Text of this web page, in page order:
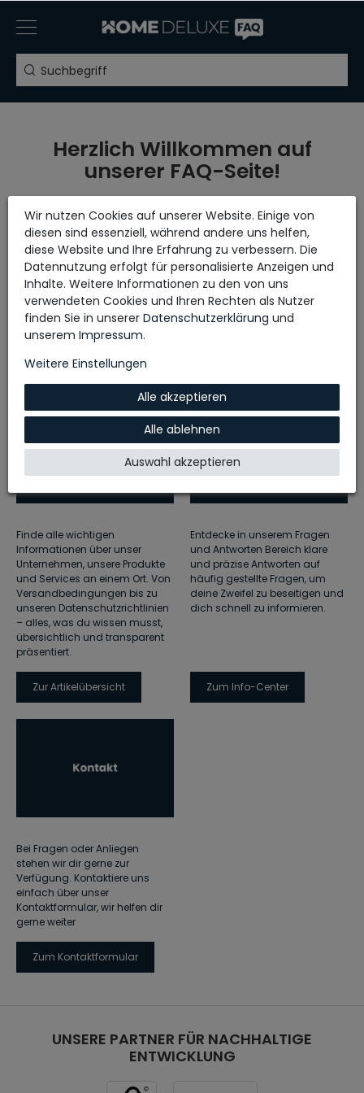
Herzlich Willkommen auf
unserer FAQ-Seite!
Hey! Hier findest du Antworten auf die Fragen, die
du vielleicht schon immer zu deinem Thema
hattest.
Von Produktinformationen bis zu
Montageanleitungen - alles, was du wissen musst,
um vollständig informiert zu sein!
Sollte deine Frage hier nicht beantwortet werden,
kannst du uns gerne über unser
Finde alle wichtigen
Informationen über unser
Unternehmen, unsere Produkte
und Services an einem Ort. Von
Versandbedingungen bis zu
unseren Datenschutzrichtlinien
– alles, was du wissen musst,
übersichtlich und transparent
präsentiert.
Zur Artikelübersicht
Entdecke in unserem Fragen
und Antworten Bereich klare
und präzise Antworten auf
häufig gestellte Fragen, um
deine Zweifel zu beseitigen und
dich schnell zu informieren.
Zum Info-Center
Bei Fragen oder Anliegen
stehen wir dir gerne zur
Verfügung. Kontaktiere uns
einfach über unser
Kontaktformular, wir helfen dir
gerne weiter
Zum Kontaktformular
UNSERE PARTNER FÜR NACHHALTIGE
ENTWICKLUNG
Wir nutzen Cookies auf unserer Website. Einige von
diesen sind essenziell, während andere uns helfen,
diese Website und Ihre Erfahrung zu verbessern. Die
Datennutzung erfolgt für personalisierte Anzeigen und
Inhalte. Weitere Informationen zu den von uns
verwendeten Cookies und Ihren Rechten als Nutzer
finden Sie in unserer Daten­schutz­erklärung und
unserem Impressum.
Weitere Einstellungen
Alle akzeptieren
Alle ablehnen
Auswahl akzeptieren